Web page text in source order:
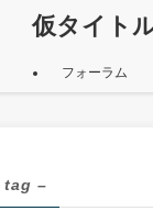
仮タイト
フォーラム
tag –